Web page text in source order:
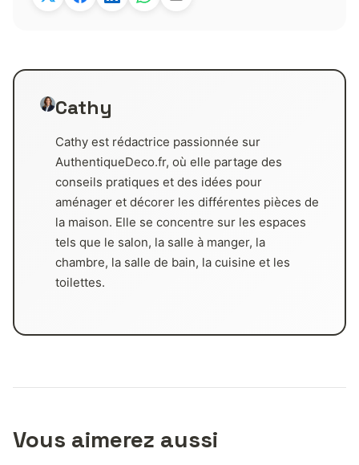
Cathy
Cathy est rédactrice passionnée sur
AuthentiqueDeco.fr, où elle partage des
conseils pratiques et des idées pour
aménager et décorer les différentes pièces de
la maison. Elle se concentre sur les espaces
tels que le salon, la salle à manger, la
chambre, la salle de bain, la cuisine et les
toilettes.
Vous aimerez aussi